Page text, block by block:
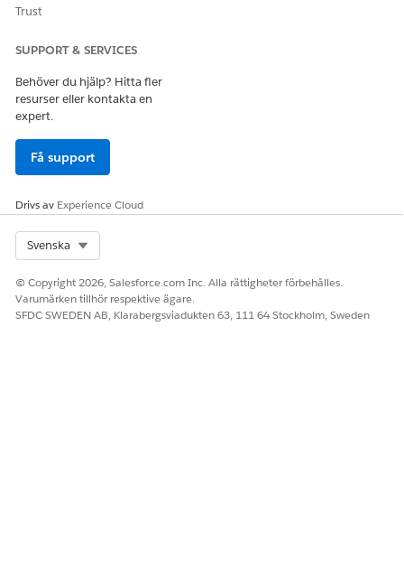
Trust
SUPPORT & SERVICES
Behöver du hjälp? Hitta fler
resurser eller kontakta en
expert.
Få support
Drivs av Experience Cloud
Svenska
© Copyright 2026, Salesforce.com Inc. Alla rättigheter förbehålles.
Varumärken tillhör respektive ägare.
SFDC SWEDEN AB, Klarabergsviadukten 63, 111 64 Stockholm, Sweden